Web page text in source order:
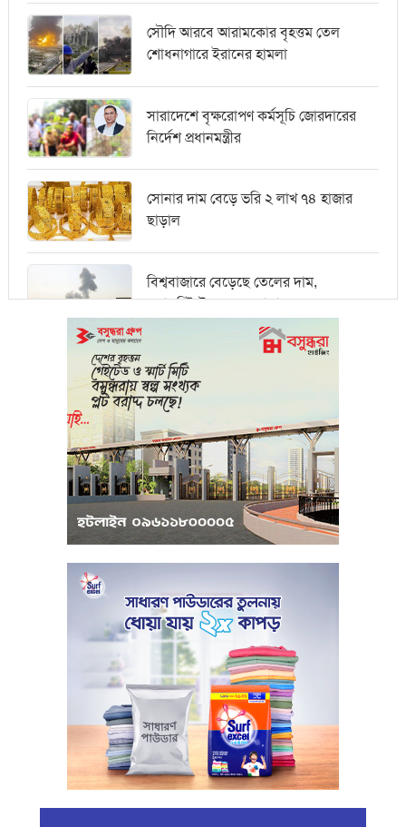
সৌদি আরবে আরামকোর বৃহত্তম তেল
শোধনাগারে ইরানের হামলা
সারাদেশে বৃক্ষরোপণ কর্মসূচি জোরদারের
নির্দেশ প্রধানমন্ত্রীর
সোনার দাম বেড়ে ভরি ২ লাখ ৭৪ হাজার
ছাড়াল
বিশ্ববাজারে বেড়েছে তেলের দাম,
ওয়ালস্ট্রিটে পতনের আভাস
মধ্যপ্রাচ্যে সংকটের কারণে কার্গো পরিবহনে
বিঘ্ন ঘটছে
পরিবেশবান্ধব উদ্যোক্তারা ইউসিবি থেকে
পাবেন ২৫ লাখ টাকা ঋণ
পুঁজিবাজারে অনিয়মের তথ্য প্রদানকারীর
সুরক্ষায় বিধিমালা প্রণয়ন
খামেনি হত্যার প্রতিশোধ নেওয়ার ঘোষণা
ইরানের রেভোল্যুশনারি গার্ডের
কার্বন কারখানার ধোঁয়ায় ক্ষতির মুখে কৃষি ও
পরিবেশ
ইরানের সর্বোচ্চ ধর্মীয় নেতা খামেনি নিহত